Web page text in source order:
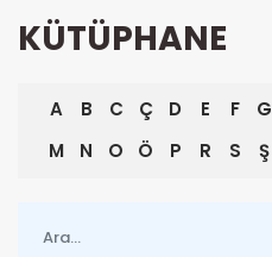
KÜTÜPHANE
A B C Ç D E F G
M
N O Ö P R S Ş